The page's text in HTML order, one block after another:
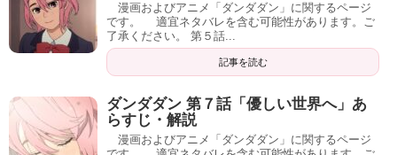
漫画およびアニメ「ダンダダン」に関するページ
です。 適宜ネタバレを含む可能性があります。ご
了承ください。 第５話...
記事を読む
ダンダダン 第７話「優しい世界へ」あ
らすじ・解説
漫画およびアニメ「ダンダダン」に関するページ